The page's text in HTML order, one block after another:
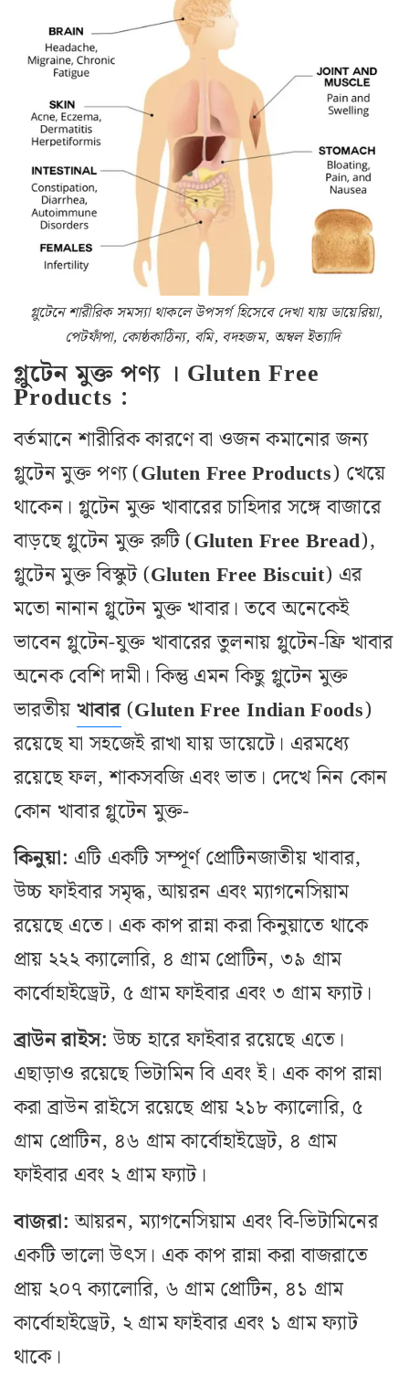
গ্লুটেনে শারীরিক সমস্যা থাকলে উপসর্গ হিসেবে দেখা যায় ডায়েরিয়া,
পেটফাঁপা, কোষ্ঠকাঠিন‌্য, বমি, বদহজম, অম্বল ইত্যাদি
গ্লুটেন মুক্ত পণ্য । Gluten Free
Products :
বর্তমানে শারীরিক কারণে বা ওজন কমানোর জন্য
গ্লুটেন মুক্ত পণ্য (Gluten FreeProducts) খেয়ে
থাকেন। গ্লুটেন মুক্ত খাবারের চাহিদার সঙ্গে বাজারে
বাড়ছে গ্লুটেন মুক্ত রুটি (Gluten Free Bread),
গ্লুটেন মুক্ত বিস্কুট (Gluten Free Biscuit) এর
মতো নানান গ্লুটেন মুক্ত খাবার। তবে অনেকেই
ভাবেন গ্লুটেন-যুক্ত খাবারের তুলনায় গ্লুটেন-ফ্রি খাবার
অনেক বেশি দামী। কিন্তু এমন কিছু গ্লুটেন মুক্ত
ভারতীয়খাবার(Gluten Free IndianFoods)
রয়েছে যা সহজেই রাখা যায় ডায়েটে। এরমধ্যে
রয়েছে ফল, শাকসবজি এবং ভাত। দেখে নিন কোন
কোন খাবার গ্লুটেন মুক্ত-
কিনুয়া: এটি একটি সম্পূর্ণ প্রোটিনজাতীয় খাবার,
উচ্চ ফাইবার সমৃদ্ধ, আয়রন এবং ম্যাগনেসিয়াম
রয়েছে এতে। এক কাপ রান্না করা কিনুয়াতে থাকে
প্রায় ২২২ ক্যালোরি, ৪ গ্রাম প্রোটিন, ৩৯ গ্রাম
কার্বোহাইড্রেট, ৫ গ্রাম ফাইবার এবং ৩ গ্রাম ফ্যাট।
ব্রাউন রাইস:উচ্চ হারে ফাইবার রয়েছে এতে।
এছাড়াও রয়েছে ভিটামিন বি এবং ই। এক কাপ রান্না
করা ব্রাউন রাইসে রয়েছে প্রায় ২১৮ ক্যালোরি, ৫
গ্রাম প্রোটিন, ৪৬ গ্রাম কার্বোহাইড্রেট, ৪ গ্রাম
ফাইবার এবং ২ গ্রাম ফ্যাট।
বাজরা:আয়রন, ম্যাগনেসিয়াম এবং বি-ভিটামিনের
একটি ভালো উৎস। এক কাপ রান্না করা বাজরাতে
প্রায় ২০৭ ক্যালোরি, ৬ গ্রাম প্রোটিন, ৪১ গ্রাম
কার্বোহাইড্রেট, ২ গ্রাম ফাইবার এবং ১ গ্রাম ফ্যাট
থাকে।